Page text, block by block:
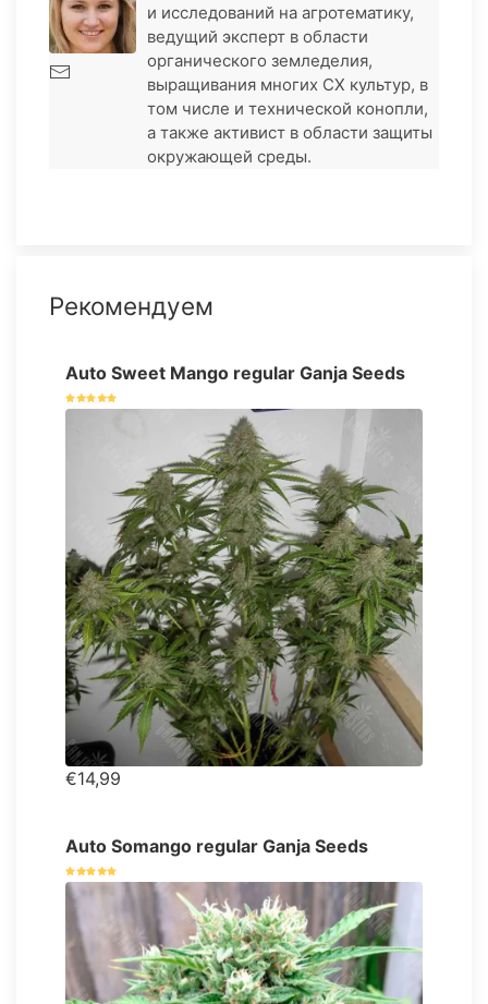
и исследований на агротематику,
ведущий эксперт в области
органического земледелия,
выращивания многих СХ культур, в
том числе и технической конопли,
а также активист в области защиты
окружающей среды.
Рекомендуем
Auto Sweet Mango regular Ganja Seeds
€14,99
Auto Somango regular Ganja Seeds